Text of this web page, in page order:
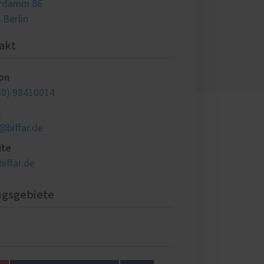
86
Berlin
98410014